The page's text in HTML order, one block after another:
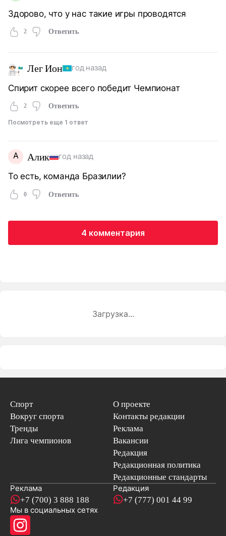
Здорово, что у нас такие игры проводятся
2 Ответить
Лег Ион год назад
Спирит скорее всего победит Чемпионат
2 Ответить
Посмотреть еще 1 ответ
А Алик год назад
То есть, команда Бразилии?
0 Ответить
4 комментария
Загрузка...
Спорт
Вокруг спорта
Тренды
Лига чемпионов
О проекте
Контакты редакции
Реклама
Вакансии
Редакция
Редакционная политика
Редакционные стандарты
Реклама
+7 (700) 3 888 188
Редакция
+7 (777) 001 44 99
Мы в социальных сетях